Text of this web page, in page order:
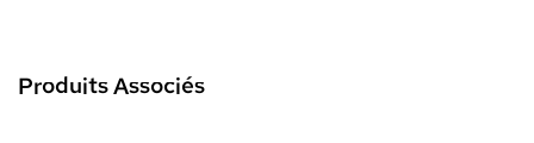
Produits Associés